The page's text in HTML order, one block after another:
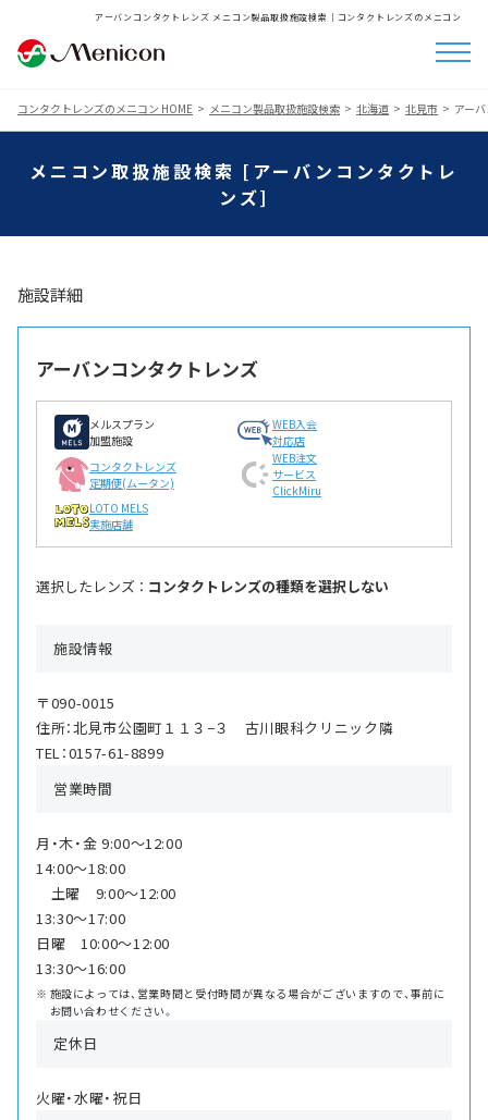
アーバンコンタクトレンズ メニコン製品取扱施設検索│コンタクトレンズのメニコン
コンタクトレンズのメニコン HOME メニコン製品取扱施設検索 北海道 北見市 アー
メニコン取扱施設検索 [アーバンコンタクトレ
ンズ]
施設詳細
アーバンコンタクトレンズ
メルスプラン
加盟施設
WEB入会
対応店
コンタクトレンズ
定期便(ムータン)
WEB注文
サービス
ClickMiru
LOTO MELS
実施店舗
選択したレンズ ： コンタクトレンズの種類を選択しない
施設情報
〒090-0015
住所：北見市公園町１１３−３ 古川眼科クリニック隣
TEL：0157-61-8899
営業時間
月・木・金 9:00〜12:00
14:00〜18:00
土曜 9:00〜12:00
13:30〜17:00
日曜 10:00〜12:00
13:30〜16:00
施設によっては、営業時間と受付時間が異なる場合がございますので、事前に
お問い合わせください。
定休日
火曜・水曜・祝日